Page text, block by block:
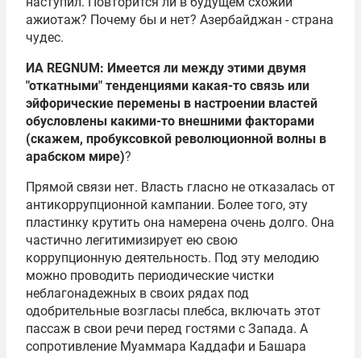
ажиотаж? Почему бы и нет? Азербайджан - страна
чудес.
ИА REGNUM: Имеется ли между этими двумя
"откатными" тенденциями какая-то связь или
эйфорические перемены в настроении властей
обусловлены какими-то внешними факторами
(скажем, пробуксовкой революционной волны в
арабском мире)?
Прямой связи нет. Власть гласно не отказалась от
антикоррупционной кампании. Более того, эту
пластинку крутить она намерена очень долго. Она
частично легитимизирует ею свою
коррупционную деятельность. Под эту мелодию
можно проводить периодические чистки
неблагонадежных в своих рядах под
одобрительные возгласы плебса, включать этот
пассаж в свои речи перед гостями с Запада. А
сопротивление Муаммара Каддафи и Башара